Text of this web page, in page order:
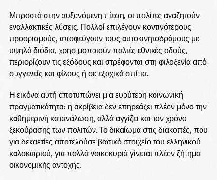
Μπροστά στην αυξανόμενη πίεση, οι πολίτες αναζητούν
εναλλακτικές λύσεις. Πολλοί επιλέγουν κοντινότερους
προορισμούς, αποφεύγουν τους αυτοκινητοδρόμους με
υψηλά διόδια, χρησιμοποιούν παλιές εθνικές οδούς,
περιορίζουν τις εξόδους και στρέφονται στη φιλοξενία από
συγγενείς και φίλους ή σε εξοχικά σπίτια.
Η εικόνα αυτή αποτυπώνει μια ευρύτερη κοινωνική
πραγματικότητα: η ακρίβεια δεν επηρεάζει πλέον μόνο την
καθημερινή κατανάλωση, αλλά αγγίζει και τον χρόνο
ξεκούρασης των πολιτών. Το δικαίωμα στις διακοπές, που
για δεκαετίες αποτελούσε βασικό στοιχείο του ελληνικού
καλοκαιριού, για πολλά νοικοκυριά γίνεται πλέον ζήτημα
οικονομικής αντοχής.